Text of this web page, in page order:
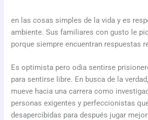
en las cosas simples de la vida y es
ambiente. Sus familiares con gusto le
porque siempre encuentran respuestas
Es optimista pero odia sentirse
para sentirse libre. En busca de la
mueve hacia una carrera como
personas exigentes y perfeccionistas
desapercibidas para después jugar